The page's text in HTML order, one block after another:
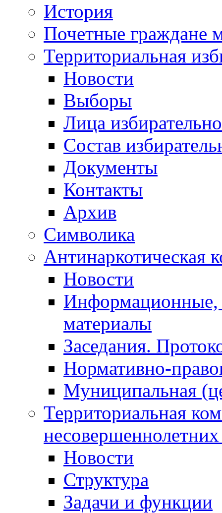
История
Почетные граждане
Территориальная
Новости
Выборы
Лица
Состав
Документы
Контакты
Архив
Символика
Антинаркотическая
Новости
Информационные,
материалы
Заседания.
Нормативно-
Муниципальная
Территориальная
Новости
Структура
Задачи и функции